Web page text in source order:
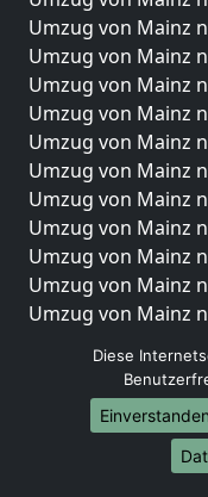
Umzug von Mainz
Umzug von Mainz
Umzug von Mainz
Umzug von Mainz
Umzug von Mainz
Umzug von Mainz
Umzug von Mainz
Umzug von Mainz
Umzug von Mainz
Umzug von Mainz
Umzug von Mainz
Umzüge-
Umzug von Mainz
Umzug von Mainz
Umzug von Mainz
Diese
Einverstanden